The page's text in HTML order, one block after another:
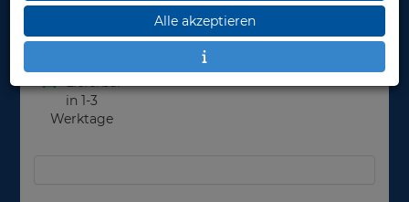
89,95 €*
Lieferbar
in 1-3
Werktage
Alle akzeptieren